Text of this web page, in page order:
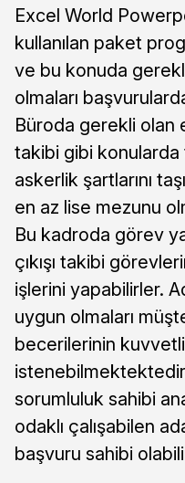
Excel World
kullanılan paket
ve bu konuda
olmaları
Büroda gerekli olan
takibi gibi konularda
askerlik şartlarını
en az lise mezunu
Bu kadroda görev
çıkışı takibi
işlerini yapabilirler.
uygun olmaları
becerilerinin kuvvetli
istenebilmektektedir.
sorumluluk sahibi
odaklı çalışabilen
başvuru sahibi